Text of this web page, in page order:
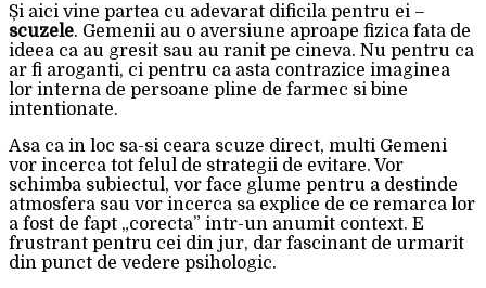
Și aici vine partea cu adevarat dificila pentru ei –
scuzele. Gemenii au o aversiune aproape fizica fata de
ideea ca au gresit sau au ranit pe cineva. Nu pentru ca
ar fi aroganti, ci pentru ca asta contrazice imaginea
lor interna de persoane pline de farmec si bine
intentionate.
Asa ca in loc sa-si ceara scuze direct, multi Gemeni
vor incerca tot felul de strategii de evitare. Vor
schimba subiectul, vor face glume pentru a destinde
atmosfera sau vor incerca sa explice de ce remarca lor
a fost de fapt „corecta” intr-un anumit context. E
frustrant pentru cei din jur, dar fascinant de urmarit
din punct de vedere psihologic.